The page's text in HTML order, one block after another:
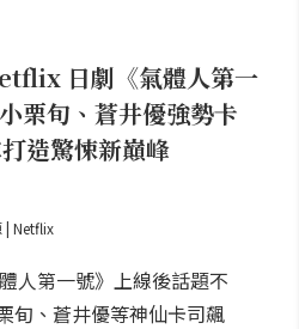
日劇《氣體人第一
栗旬、蒼井優強勢卡
造驚悚新巔峰
| Netflix
人第一號》上線後話題不
旬、蒼井優等神仙卡司飆